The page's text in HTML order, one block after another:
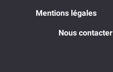
Mentions légales
Nous contacter